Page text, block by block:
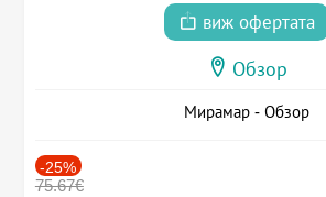
виж офертата
Обзор
Мирамар - Обзор
-25%
75.67€